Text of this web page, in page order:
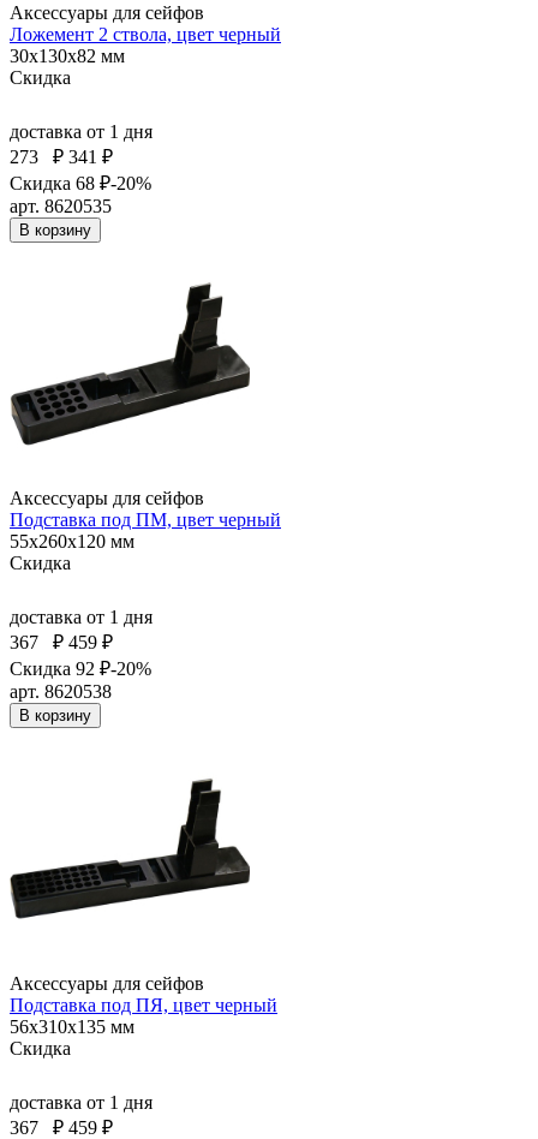
Аксессуары для сейфов
Ложемент 2 ствола, цвет черный
30x130x82 мм
Скидка
доставка от 1 дня
273
₽ 341 ₽
Скидка 68 ₽-20%
арт. 8620535
В корзину
Аксессуары для сейфов
Подставка под ПМ, цвет черный
55x260x120 мм
Скидка
доставка от 1 дня
367
₽ 459 ₽
Скидка 92 ₽-20%
арт. 8620538
В корзину
Аксессуары для сейфов
Подставка под ПЯ, цвет черный
56x310x135 мм
Скидка
доставка от 1 дня
367
₽ 459 ₽